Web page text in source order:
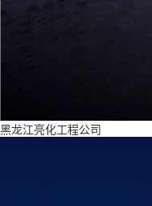
黑龙江亮化工程公司